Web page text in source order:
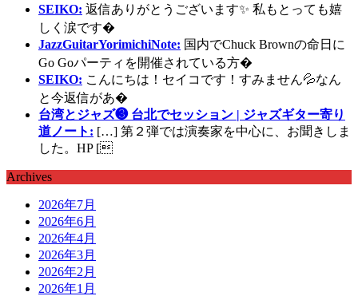
SEIKO: 返信ありがとうございます✨ 私もとっても嬉
しく涙です�
JazzGuitarYorimichiNote: 国内でChuck Brownの命日に
Go Goパーティを開催されている方�
SEIKO: こんにちは！セイコです！すみません💦なん
と今返信があ�
台湾とジャズ❸ 台北でセッション | ジャズギター寄り
道ノート: […] 第２弾では演奏家を中心に、お聞きしま
した。HP [
Archives
2026年7月
2026年6月
2026年4月
2026年3月
2026年2月
2026年1月